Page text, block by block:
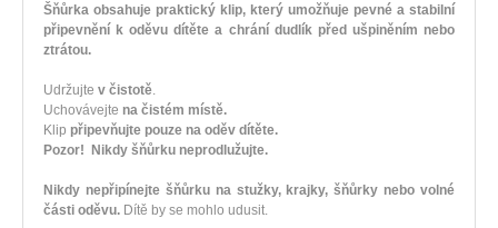
Šňůrka obsahuje praktický klip, který umožňuje pevné a stabilní
připevnění k oděvu dítěte a chrání dudlík před ušpiněním nebo
ztrátou.
Udržujte v čistotě.
Uchovávejte na čistém místě.
Klip připevňujte pouze na oděv dítěte.
Pozor! Nikdy šňůrku neprodlužujte.
Nikdy nepřipínejte šňůrku na stužky, krajky, šňůrky nebo volné
části oděvu. Dítě by se mohlo udusit.